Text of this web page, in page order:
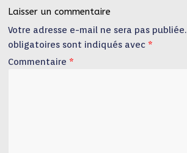
Laisser un commentaire
Votre adresse e-mail ne sera pas publiée.
obligatoires sont indiqués avec *
Commentaire *